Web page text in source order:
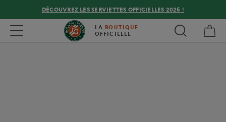
DÉCOUVREZ LES SERVIETTES OFFICIELLES 2026 !
Toggle navigation LA BOUTIQUE
OFFICIELLE